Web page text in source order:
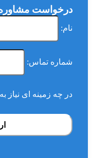
درخواست
نام:
شماره تماس:
در چه زمینه ای نیاز